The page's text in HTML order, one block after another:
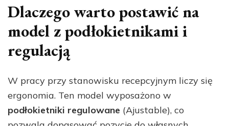
Dlaczego warto postawić na
model z podłokietnikami i
regulacją
W pracy przy stanowisku recepcyjnym liczy się
ergonomia. Ten model wyposażono w
podłokietniki regulowane (Ajustable), co